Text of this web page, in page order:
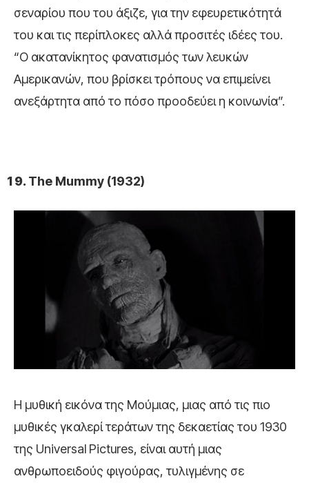
σεναρίου που του άξιζε, για την εφευρετικότητά
του και τις περίπλοκες αλλά προσιτές ιδέες του.
“Ο ακατανίκητος φανατισμός των λευκών
Αμερικανών, που βρίσκει τρόπους να επιμείνει
ανεξάρτητα από το πόσο προοδεύει η κοινωνία”.
The Mummy (1932)
Η μυθική εικόνα της Μούμιας, μιας από τις πιο
μυθικές γκαλερί τεράτων της δεκαετίας του 1930
της Universal Pictures, είναι αυτή μιας
ανθρωποειδούς φιγούρας, τυλιγμένης σε